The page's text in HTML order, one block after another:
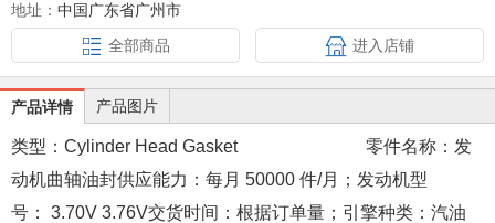
地址： 中国广东省广州市
全部商品
进入店铺
产品详情 产品图片
类型： Cylinder Head Gasket 零件名称： 发
动机曲轴油封供应能力： 每月 50000 件/月； 发动机型
号：
3.70V 3.76V交货时间： 根据订单量； 引擎种类： 汽油